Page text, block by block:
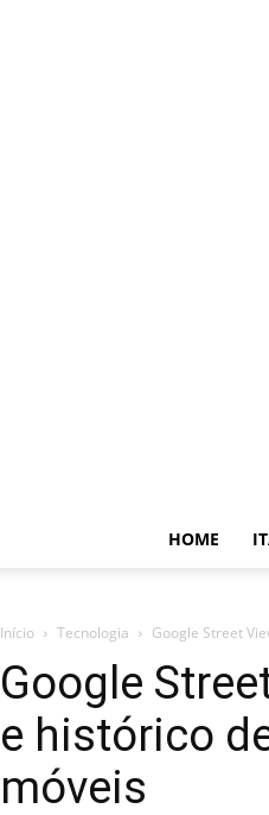
HOME
Início Tecnologia Google Street
Google
e histórico
móveis